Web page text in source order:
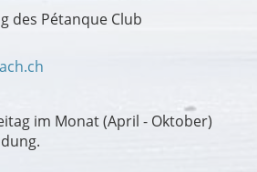
des Pétanque Club
im Monat (April - Oktober)